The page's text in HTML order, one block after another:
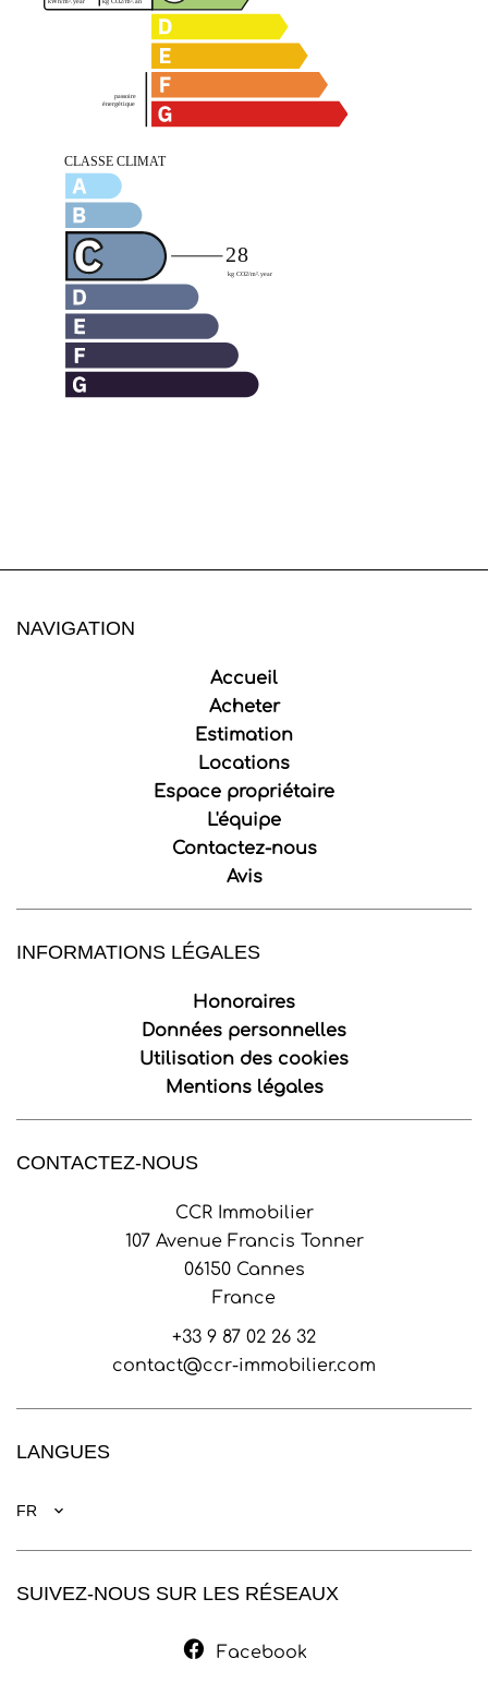
NAVIGATION
Accueil
Acheter
Estimation
Locations
Espace propriétaire
L'équipe
Contactez-nous
Avis
INFORMATIONS LÉGALES
Honoraires
Données personnelles
Utilisation des cookies
Mentions légales
CONTACTEZ-NOUS
CCR Immobilier
107 Avenue Francis Tonner
06150Cannes
France
+33 9 87 02 26 32
contact@ccr-immobilier.com
LANGUES
FR
SUIVEZ-NOUS SUR LES RÉSEAUX
Facebook